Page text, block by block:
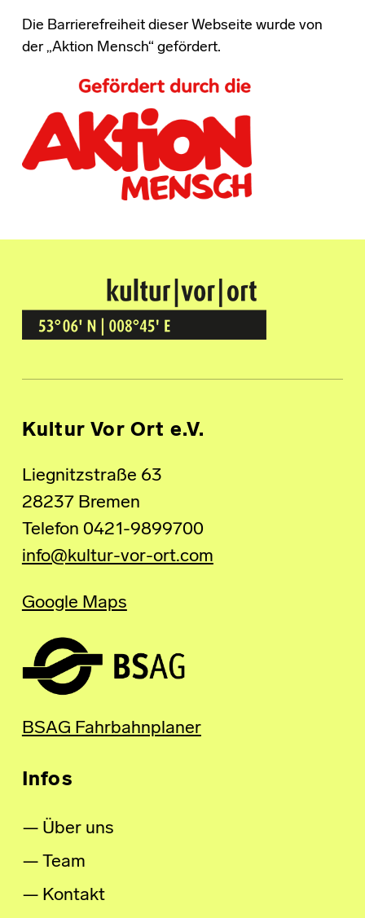
Die Barrierefreiheit dieser Webseite wurde von
der „Aktion Mensch“ gefördert.
Kultur Vor Ort
BREMEN GRÖPELINGEN
Kultur Vor Ort e.V.
Liegnitzstraße 63
28237 Bremen
Telefon 0421-9899700
info@kultur-vor-ort.com
Google Maps
BSAG Fahrbahnplaner
Infos
Über uns
Team
Kontakt